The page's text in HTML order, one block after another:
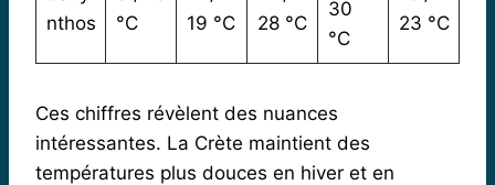
nthos
°C
19 °C
28 °C
30
°C
23 °C
Ces chiffres révèlent des nuances
intéressantes. La Crète maintient des
températures plus douces en hiver et en